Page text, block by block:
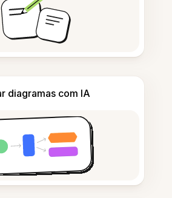
diagramas com IA